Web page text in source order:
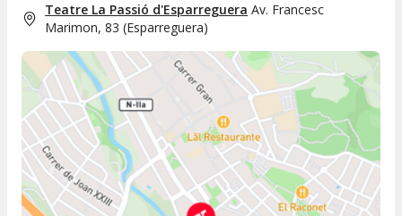
Teatre La Passió d'Esparreguera Av. Francesc
Marimon, 83 (Esparreguera)